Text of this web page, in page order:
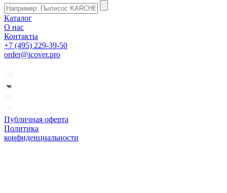
Каталог
О нас
Контакты
+7 (495) 229-39-50
order@icover.pro
Публичная оферта
Политика
конфиденциальности